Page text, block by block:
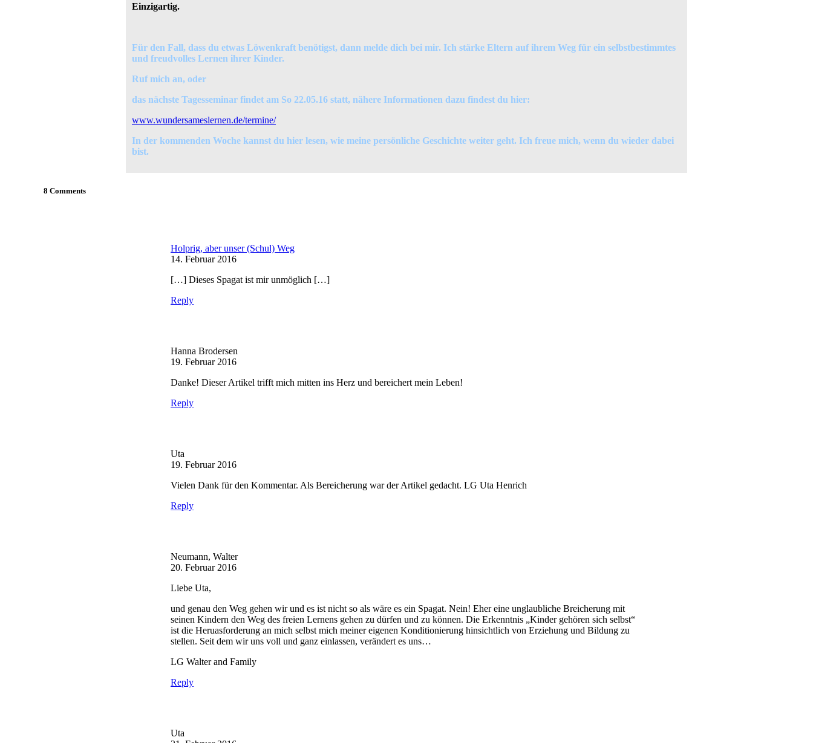
Einzigartig.
Für den Fall, dass du etwas Löwenkraft benötigst, dann melde dich bei mir. Ich stärke Eltern auf ihrem Weg für ein selbstbestimmtes
und freudvolles Lernen ihrer Kinder.
Ruf mich an, oder
das nächste Tagesseminar findet am So 22.05.16 statt, nähere Informationen dazu findest du hier:
www.wundersameslernen.de/termine/
In der kommenden Woche kannst du hier lesen, wie meine persönliche Geschichte weiter geht. Ich freue mich, wenn du wieder dabei
bist.
8 Comments
Holprig, aber unser (Schul) Weg
14. Februar 2016
[…] Dieses Spagat ist mir unmöglich […]
Reply
Hanna Brodersen
19. Februar 2016
Danke! Dieser Artikel trifft mich mitten ins Herz und bereichert mein Leben!
Reply
Uta
19. Februar 2016
Vielen Dank für den Kommentar. Als Bereicherung war der Artikel gedacht. LG Uta Henrich
Reply
Neumann, Walter
20. Februar 2016
Liebe Uta,
und genau den Weg gehen wir und es ist nicht so als wäre es ein Spagat. Nein! Eher eine unglaubliche Breicherung mit
seinen Kindern den Weg des freien Lernens gehen zu dürfen und zu können. Die Erkenntnis „Kinder gehören sich selbst“
ist die Heruasforderung an mich selbst mich meiner eigenen Konditionierung hinsichtlich von Erziehung und Bildung zu
stellen. Seit dem wir uns voll und ganz einlassen, verändert es uns…
LG Walter and Family
Reply
Uta